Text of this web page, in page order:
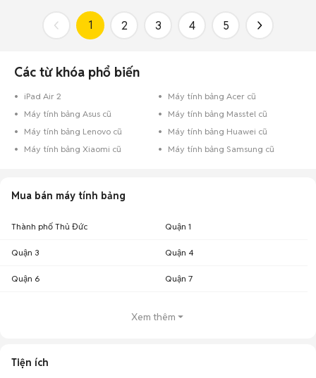
1 2 3 4 5
Các từ khóa phổ biến
iPad Air 2
Máy tính bảng Acer cũ
Máy tính bảng Asus cũ
Máy tính bảng Masstel cũ
Máy tính bảng Lenovo cũ
Máy tính bảng Huawei cũ
Máy tính bảng Xiaomi cũ
Máy tính bảng Samsung cũ
Mua bán máy tính bảng
Thành phố Thủ Đức Quận 1
Quận 3 Quận 4
Quận 6 Quận 7
Xem thêm
Tiện ích